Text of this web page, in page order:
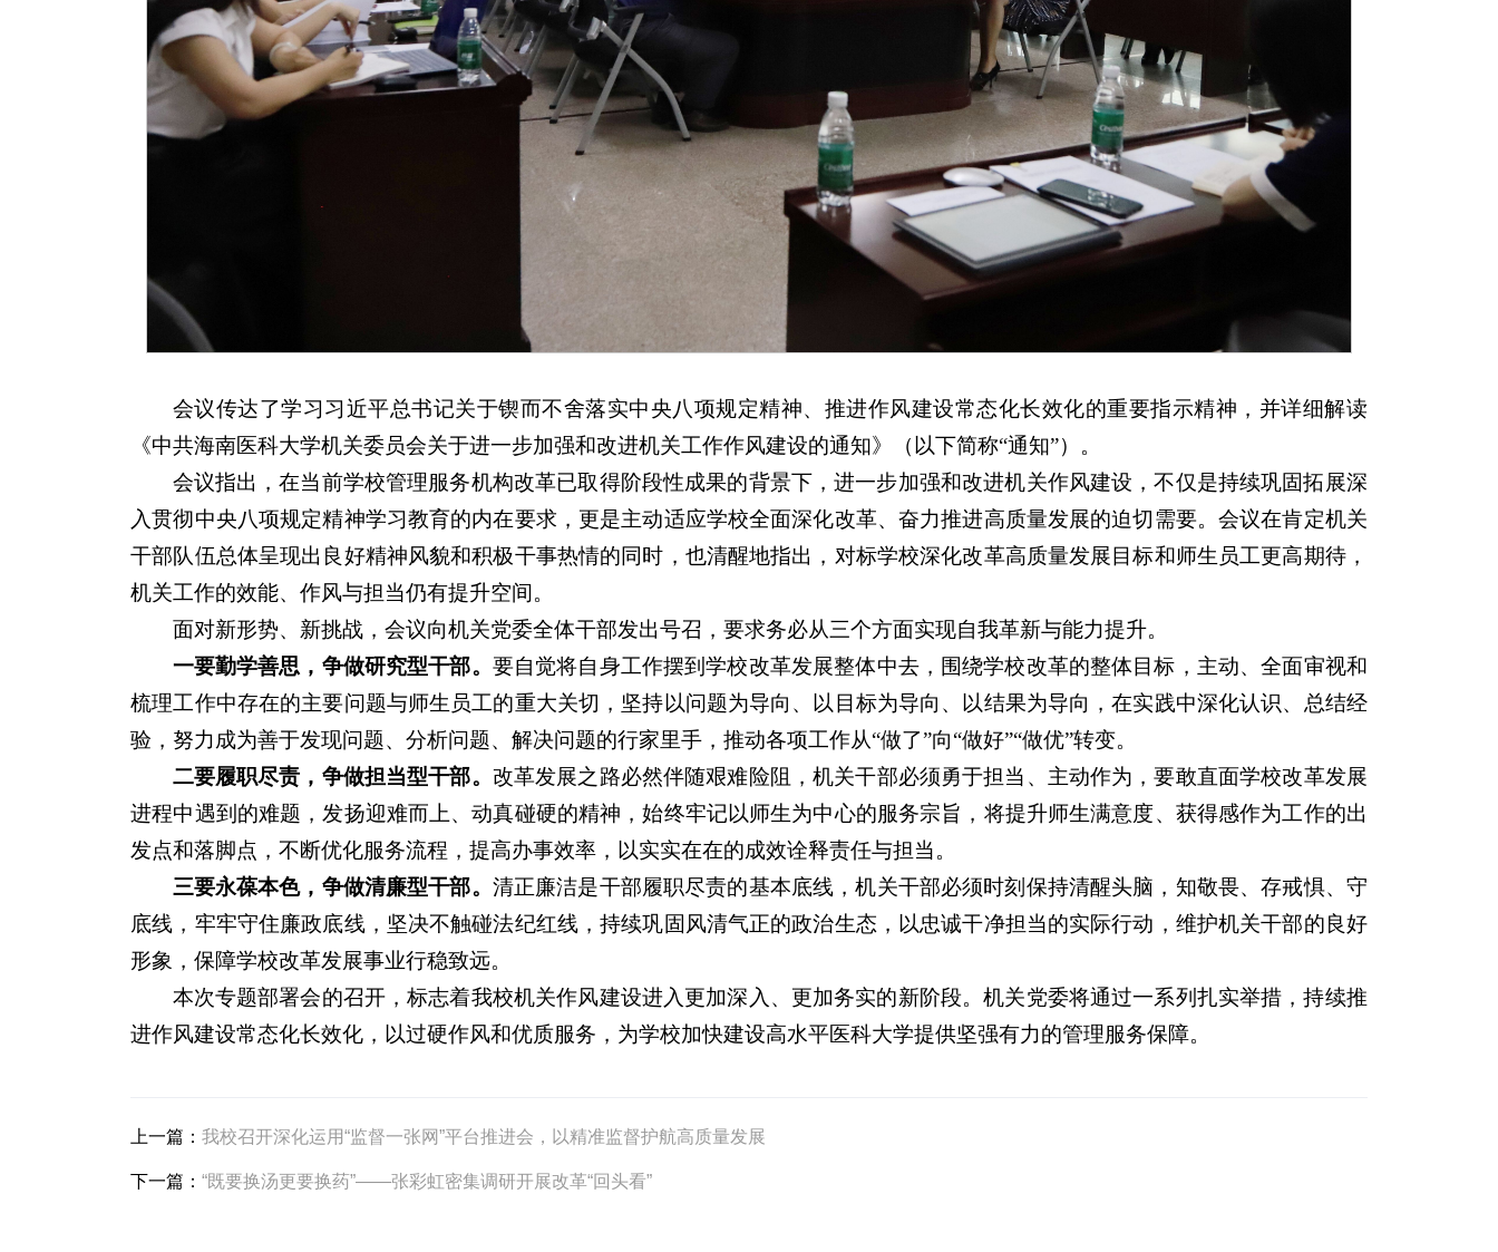
会议传达了学习习近平总书记关于锲而不舍落实中央八项规定精神、推进作风建设常态化长效化的重要指示精神，并详细解读
《中共海南医科大学机关委员会关于进一步加强和改进机关工作作风建设的通知》（以下简称“通知”）。
会议指出，在当前学校管理服务机构改革已取得阶段性成果的背景下，进一步加强和改进机关作风建设，不仅是持续巩固拓展深
入贯彻中央八项规定精神学习教育的内在要求，更是主动适应学校全面深化改革、奋力推进高质量发展的迫切需要。会议在肯定机关
干部队伍总体呈现出良好精神风貌和积极干事热情的同时，也清醒地指出，对标学校深化改革高质量发展目标和师生员工更高期待，
机关工作的效能、作风与担当仍有提升空间。
面对新形势、新挑战，会议向机关党委全体干部发出号召，要求务必从三个方面实现自我革新与能力提升。
一要勤学善思，争做研究型干部。 要自觉将自身工作摆到学校改革发展整体中去，围绕学校改革的整体目标，主动、全面审视和
梳理工作中存在的主要问题与师生员工的重大关切，坚持以问题为导向、以目标为导向、以结果为导向，在实践中深化认识、总结经
验，努力成为善于发现问题、分析问题、解决问题的行家里手，推动各项工作从“做了”向“做好”“做优”转变。
二要履职尽责，争做担当型干部。 改革发展之路必然伴随艰难险阻，机关干部必须勇于担当、主动作为，要敢直面学校改革发展
进程中遇到的难题，发扬迎难而上、动真碰硬的精神，始终牢记以师生为中心的服务宗旨，将提升师生满意度、获得感作为工作的出
发点和落脚点，不断优化服务流程，提高办事效率，以实实在在的成效诠释责任与担当。
三要永葆本色，争做清廉型干部。 清正廉洁是干部履职尽责的基本底线，机关干部必须时刻保持清醒头脑，知敬畏、存戒惧、守
底线，牢牢守住廉政底线，坚决不触碰法纪红线，持续巩固风清气正的政治生态，以忠诚干净担当的实际行动，维护机关干部的良好
形象，保障学校改革发展事业行稳致远。
本次专题部署会的召开，标志着我校机关作风建设进入更加深入、更加务实的新阶段。机关党委将通过一系列扎实举措，持续推
进作风建设常态化长效化，以过硬作风和优质服务，为学校加快建设高水平医科大学提供坚强有力的管理服务保障。
上一篇：我校召开深化运用“监督一张网”平台推进会，以精准监督护航高质量发展
下一篇：“既要换汤更要换药”——张彩虹密集调研开展改革“回头看”